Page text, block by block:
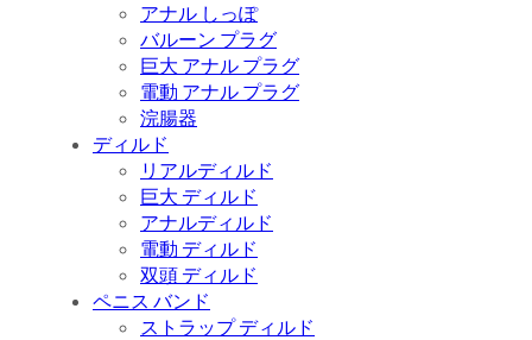
アナル しっぽ
バルーン プラグ
巨大 アナル プラグ
電動 アナル プラグ
浣腸器
ディルド
リアルディルド
巨大 ディルド
アナルディルド
電動 ディルド
双頭 ディルド
ペニス バンド
ストラップ ディルド